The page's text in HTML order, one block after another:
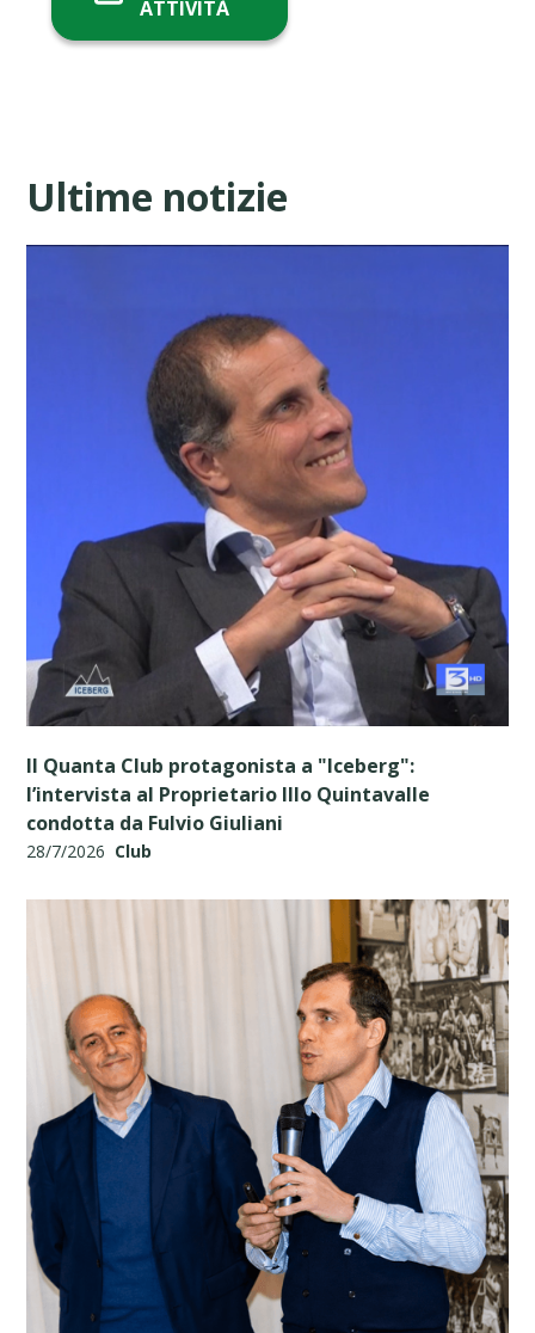
ATTIVITÀ
Ultime notizie
Il Quanta Club protagonista a "Iceberg":
l’intervista al Proprietario Illo Quintavalle
condotta da Fulvio Giuliani
28/7/2026 Club